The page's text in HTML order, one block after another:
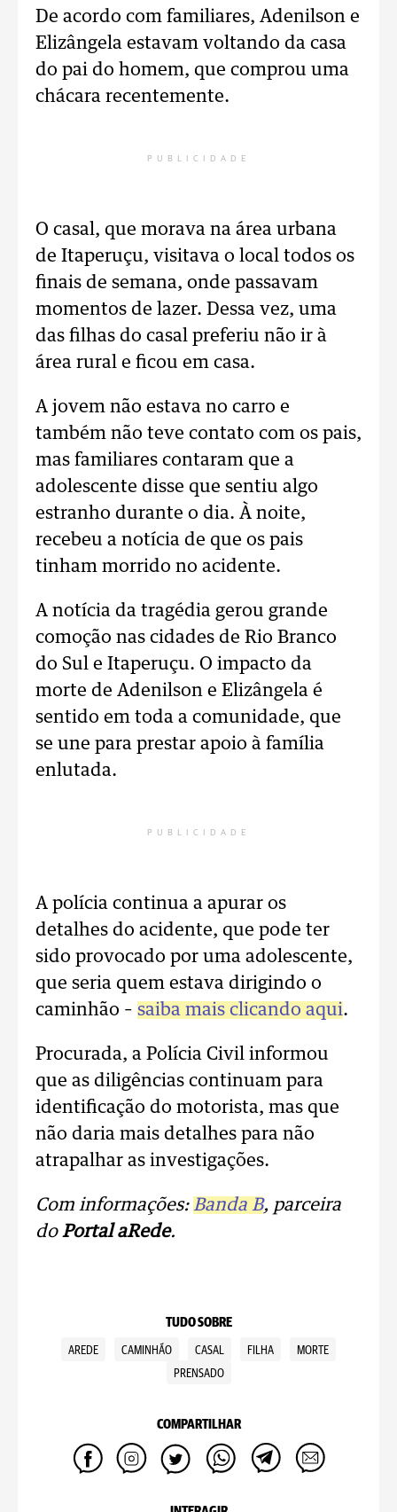
De acordo com familiares, Adenilson e
Elizângela estavam voltando da casa
do pai do homem, que comprou uma
chácara recentemente.
PUBLICIDADE
O casal, que morava na área urbana
de Itaperuçu, visitava o local todos os
finais de semana, onde passavam
momentos de lazer. Dessa vez, uma
das filhas do casal preferiu não ir à
área rural e ficou em casa.
A jovem não estava no carro e
também não teve contato com os pais,
mas familiares contaram que a
adolescente disse que sentiu algo
estranho durante o dia. À noite,
recebeu a notícia de que os pais
tinham morrido no acidente.
A notícia da tragédia gerou grande
comoção nas cidades de Rio Branco
do Sul e Itaperuçu. O impacto da
morte de Adenilson e Elizângela é
sentido em toda a comunidade, que
se une para prestar apoio à família
enlutada.
PUBLICIDADE
A polícia continua a apurar os
detalhes do acidente, que pode ter
sido provocado por uma adolescente,
que seria quem estava dirigindo o
caminhão – saiba mais clicando aqui.
Procurada, a Polícia Civil informou
que as diligências continuam para
identificação do motorista, mas que
não daria mais detalhes para não
atrapalhar as investigações.
Com informações: Banda B, parceira
do Portal aRede.
TUDO SOBRE
AREDE CAMINHÃO CASAL FILHA
MORTE
PRENSADO
COMPARTILHAR